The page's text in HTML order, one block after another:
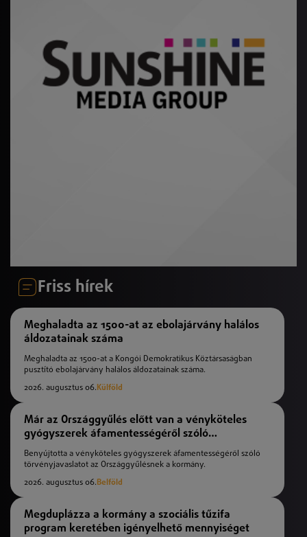
Friss hírek
Meghaladta az 1500-at az ebolajárvány halálos
áldozatainak száma
Meghaladta az 1500-at a Kongói Demokratikus Köztársaságban
pusztító ebolajárvány halálos áldozatainak száma.
2026. augusztus 06. Külföld
Már az Országgyűlés előtt van a vényköteles
gyógyszerek áfamentességéről szóló
Benyújtotta a vényköteles gyógyszerek áfamentességéről szóló
törvényjavaslatot az Országgyűlésnek a kormány.
2026. augusztus 06.Belföld
Megduplázza a kormány a szociális tűzifa
program keretében igényelhető mennyiséget